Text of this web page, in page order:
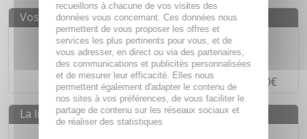
Vos avantages
Des prix IMBATTABLES
Paiement en ligneSÉCURISÉ
Paiement en4 fois sans fraisà partir de 30€
La livraison
recueillons à chacune de vos visites des
données vous concernant. Ces données nous
permettent de vous proposer les offres et
services les plus pertinents pour vous, et de
vous adresser, en direct ou via des partenaires,
des communications et publicités personnalisées
et de mesurer leur efficacité. Elles nous
permettent également d'adapter le contenu de
nos sites à vos préférences, de vous faciliter le
partage de contenu sur les réseaux sociaux et
de réaliser des statistiques